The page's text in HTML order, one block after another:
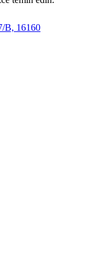
B, 16160